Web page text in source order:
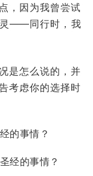
，因为我曾尝试
——同行时，我
是怎么说的，并
考虑你的选择时
的事情？
经的事情？